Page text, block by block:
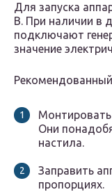
Для запуска
В. При наличии в
подключают
значение
Монтировать
Они
настила.
Заправить
пропорциях.